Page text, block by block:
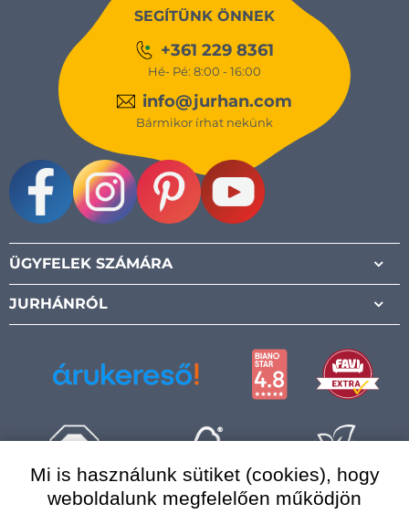
SEGÍTÜNK ÖNNEK
+361 229 8361
Hé- Pé: 8:00 - 16:00
info@jurhan.com
Bármikor írhat nekünk
ÜGYFELEK SZÁMÁRA
JURHÁNRÓL
Mi is használunk sütiket (cookies), hogy
weboldalunk megfelelően működjön